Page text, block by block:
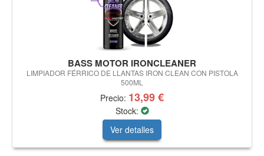
BASS MOTOR IRONCLEANER
LIMPIADOR FÉRRICO DE LLANTAS IRON CLEAN CON PISTOLA
500ML
Precio: 13,99 €
Stock:
Ver detalles